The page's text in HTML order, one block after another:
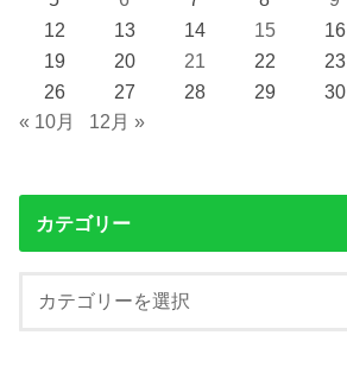
12
13 14 15 16
19
20 21 22 23
26
27 28 29
30
« 10月
12月 »
カテゴリー